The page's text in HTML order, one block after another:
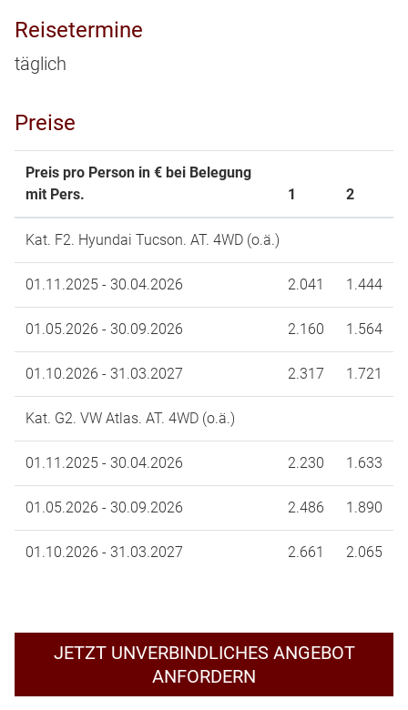
Reisetermine
täglich
Preise
Preis pro Person in € bei Belegung
mit Pers.
1 2
Kat. F2. Hyundai Tucson. AT. 4WD (o.ä.)
01.11.2025 - 30.04.2026 2.041 1.444
01.05.2026 - 30.09.2026 2.160 1.564
01.10.2026 - 31.03.2027 2.317 1.721
Kat. G2. VW Atlas. AT. 4WD (o.ä.)
01.11.2025 - 30.04.2026 2.230 1.633
01.05.2026 - 30.09.2026 2.486 1.890
01.10.2026 - 31.03.2027 2.661 2.065
JETZT UNVERBINDLICHES ANGEBOT
ANFORDERN